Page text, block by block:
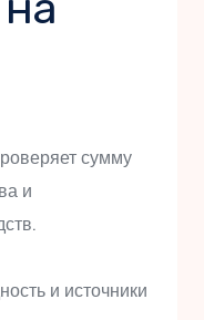
сумму
и
и источники